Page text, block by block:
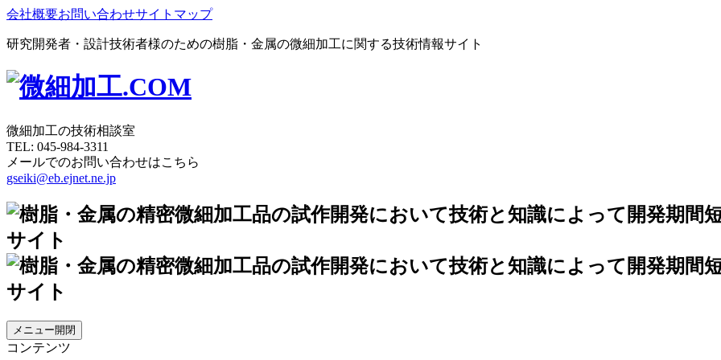
会社概要お問い合わせサイトマップ
研究開発者・設計技術者様のための樹脂・金属の微細加工に関する技術情報サイト
微細加工の技術相談室
TEL: 045-984-3311
メールでのお問い合わせはこちら
gseiki@eb.ejnet.ne.jp
メニュー開閉
コンテンツ